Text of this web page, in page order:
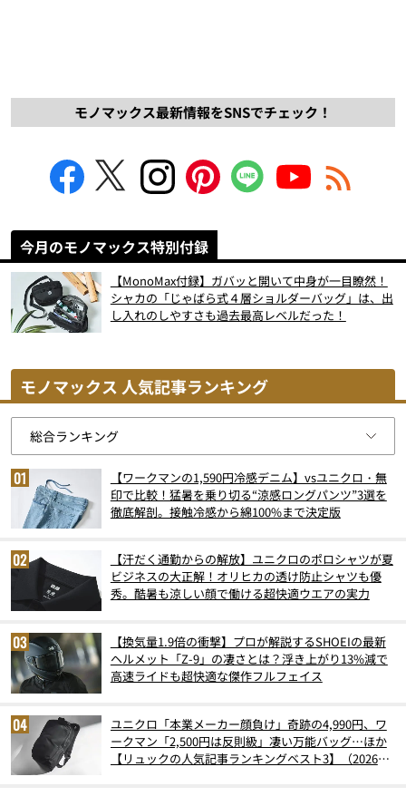
モノマックス最新情報をSNSでチェック！
今月のモノマックス特別付録
【MonoMax付録】ガバッと開いて中身が一目瞭然！
シャカの「じゃばら式４層ショルダーバッグ」は、出
し入れのしやすさも過去最高レベルだった！
モノマックス 人気記事ランキング
【ワークマンの1,590円冷感デニム】vsユニクロ・無
印で比較！猛暑を乗り切る“涼感ロングパンツ”3選を
徹底解剖。接触冷感から綿100%まで決定版
【汗だく通勤からの解放】ユニクロのポロシャツが夏
ビジネスの大正解！オリヒカの透け防止シャツも優
秀。酷暑も涼しい顔で働ける超快適ウエアの実力
【換気量1.9倍の衝撃】プロが解説するSHOEIの最新
ヘルメット「Z-9」の凄さとは？浮き上がり13%減で
高速ライドも超快適な傑作フルフェイス
ユニクロ「本業メーカー顔負け」奇跡の4,990円、ワ
ークマン「2,500円は反則級」凄い万能バッグ…ほか
【リュックの人気記事ランキングベスト3】（2026年